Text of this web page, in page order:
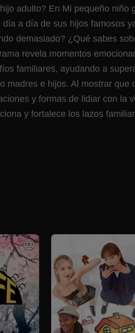
adulto? En Mi pequeño niño
a día de sus hijos famosos
demasiado? ¿Qué sabes
revela momentos
familiares, ayudando a
madres e hijos. Al mostrar que
y formas de lidiar con la
y fortalece los lazos